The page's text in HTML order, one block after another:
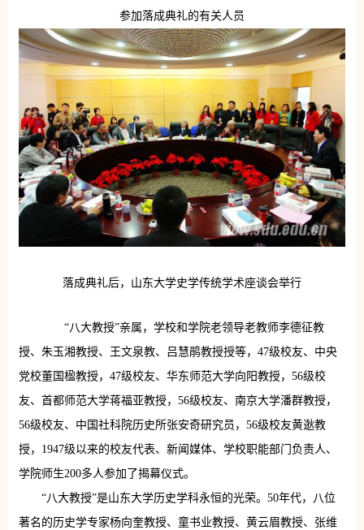
参加落成典礼的有关人员
落成典礼后，山东大学史学传统学术座谈会举行
“八大教授”亲属，学校和学院老领导老教师李德征教
授、朱玉湘教授、王文泉教、吕慧鹃教授授等，47级校友、中央
党校董国楹教授，47级校友、华东师范大学向阳教授，56级校
友、首都师范大学蒋福亚教授，56级校友、南京大学潘群教授，
56级校友、中国社科院历史所张安奇研究员，56级校友黄逖教
授，1947级以来的校友代表、新闻媒体、学校职能部门负责人、
学院师生200多人参加了揭幕仪式。
“八大教授”是山东大学历史学科永恒的光荣。50年代，八位
著名的历史学专家杨向奎教授、童书业教授、黄云眉教授、张维